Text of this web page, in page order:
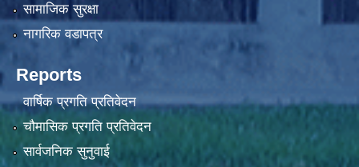
सामाजिक सुरक्षा
नागरिक वडापत्र
Reports
वार्षिक प्रगति प्रतिवेदन
चौमासिक प्रगति प्रतिवेदन
सार्वजनिक सुनुवाई